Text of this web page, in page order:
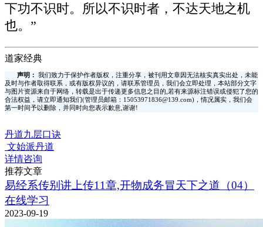
下功不识时。所以不识时者，不达天地之机
也。”
道家经典
声明：
我们致力于保护作者版权，注重分享，被刊用文章因无法核实真实出处，未能
及时与作者取得联系，或有版权异议的，请联系管理员，我们会立即处理，本站部分文字
与图片资源来自于网络，转载是出于传递更多信息之目的,若有来源标注错误或侵犯了您的
合法权益，请立即通知我们(管理员邮箱：15053971836@139.com)，情况属实，我们会
第一时间予以删除，并同时向您表示歉意,谢谢!
丹道九层口诀
文始派丹道
详情咨询
推荐文章
易经系传别讲上传11章,开物成务冒天下之道（04）
在线学习
2023-09-19